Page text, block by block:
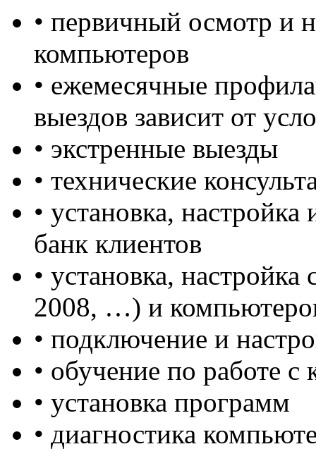
• первичный осмотр и
компьютеров
• ежемесячные
выездов зависит от
• экстренные выезды
• технические
• установка,
банк клиентов
• установка,
2008, …) и
• подключение и
• обучение по работе
• установка программ
• диагностика